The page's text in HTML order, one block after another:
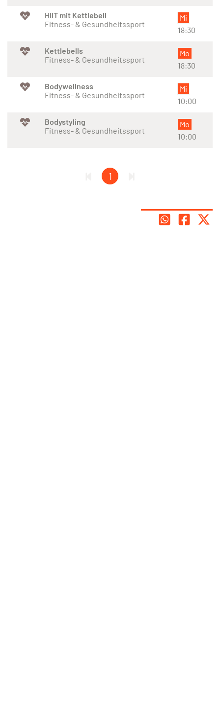
HIIT mit Kettlebell
Fitness- & Gesundheitssport
Mi
18:30
Kettlebells
Fitness- & Gesundheitssport
Mo
18:30
Bodywellness
Fitness- & Gesundheitssport
Mi
10:00
Bodystyling
Fitness- & Gesundheitssport
Mo
10:00
1